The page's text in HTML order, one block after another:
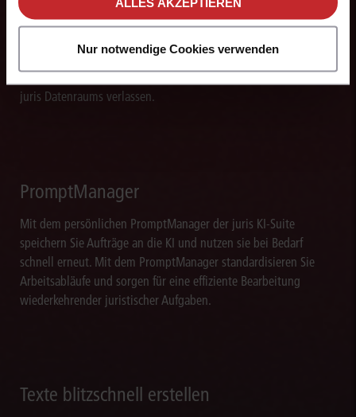
Nur notwendige Cookies verwenden
juristischer Fragestellungen. Sie hilft dabei, Sachverhalte
Ansatzpunkte für die weitere Bearbeitung zu gewinnen. Dabei
können Sie sich auf die Quellenqualität und die Aktualität des
juris Datenraums verlassen.
PromptManager
Mit dem persönlichen PromptManager der juris KI-Suite
speichern Sie Aufträge an die KI und nutzen sie bei Bedarf
schnell erneut. Mit dem PromptManager standardisieren Sie
Arbeitsabläufe und sorgen für eine effiziente Bearbeitung
wiederkehrender juristischer Aufgaben.
Texte blitzschnell erstellen